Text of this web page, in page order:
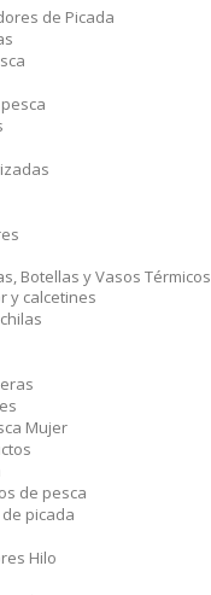
de Picada
Botellas y Vasos Térmicos
y calcetines
Mujer
de pesca
picada
Hilo